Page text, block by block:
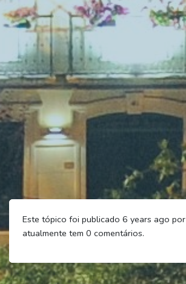
Este tópico foi publicado 6 years ago por
atualmente tem 0 comentários.